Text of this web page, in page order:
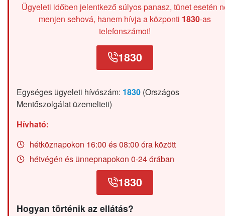
Ügyeleti időben jelentkező súlyos panasz, tünet esetén
menjen sehová, hanem hívja a központi 1830-as
telefonszámot!
1830
Egységes ügyeleti hívószám: 1830 (Országos
Mentőszolgálat üzemelteti)
Hívható:
hétköznapokon 16:00 és 08:00 óra között
hétvégén és ünnepnapokon 0-24 órában
1830
Hogyan történik az ellátás?